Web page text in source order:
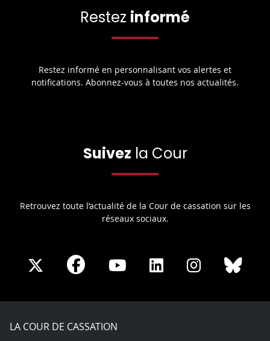
Restez informé
Restez informé en personnalisant vos alertes et
notifications. Abonnez-vous à toutes nos actualités.
Suivez la Cour
Retrouvez toute l’actualité de la Cour de cassation sur les
réseaux sociaux.
Share
X
Share
Facebook
Share
Youtube
Share
LinkedIn
Share
Instagram
LA COUR DE CASSATION